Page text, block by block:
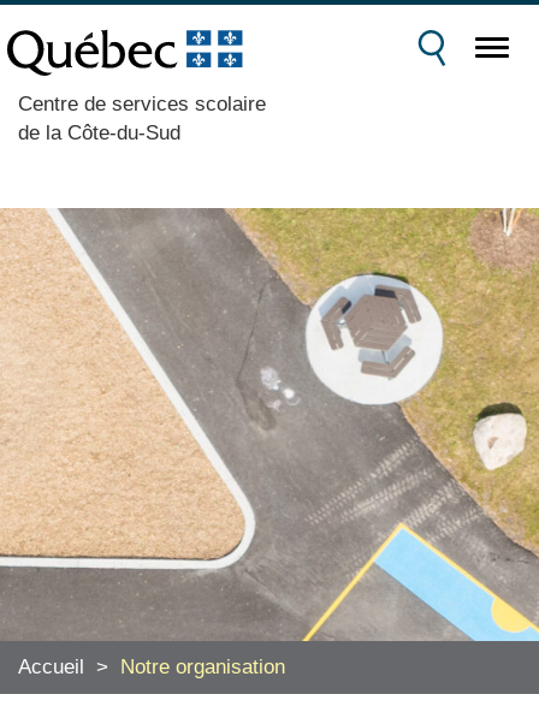
Centre de services scolaire
de la Côte-du-Sud
Accueil > Notre organisation